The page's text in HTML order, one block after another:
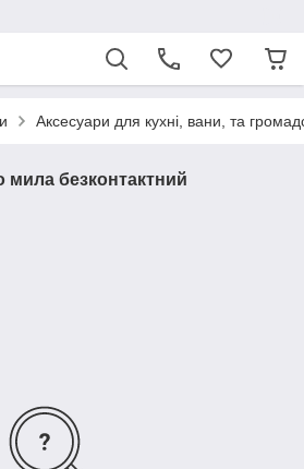
Аксесуари для кухні, вани, та
мила безконтактний